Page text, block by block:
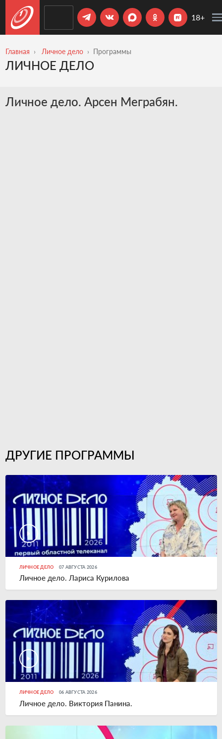
18+
Главная Личное дело Программы
ЛИЧНОЕ ДЕЛО
Личное дело. Арсен Меграбян.
ДРУГИЕ ПРОГРАММЫ
ЛИЧНОЕ ДЕЛО 07 АВГУСТА 2026
Личное дело. Лариса Курилова
ЛИЧНОЕ ДЕЛО 06 АВГУСТА 2026
Личное дело. Виктория Панина.